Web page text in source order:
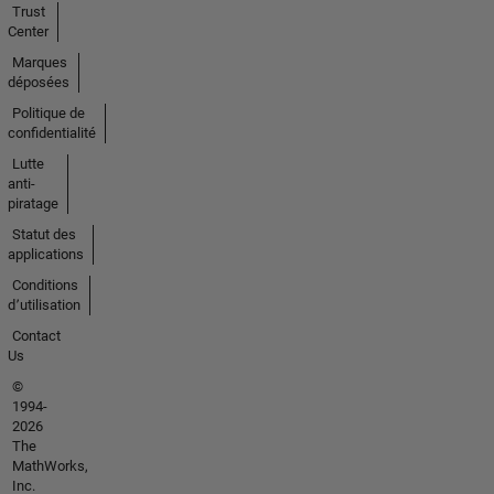
Trust
Center
Marques
déposées
Politique de
confidentialité
Lutte
anti-
piratage
Statut des
applications
Conditions
d՚utilisation
Contact
Us
©
1994-
2026
The
MathWorks,
Inc.